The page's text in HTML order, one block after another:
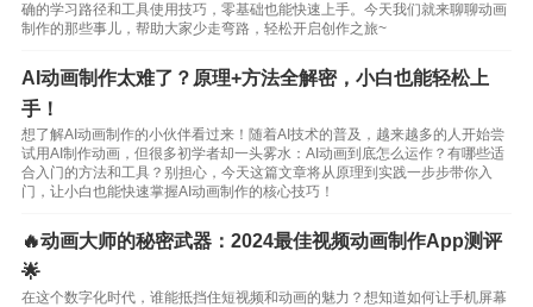
确的学习路径和工具使用技巧，零基础也能快速上手。今天我们就来聊聊动画
制作的那些事儿，帮助大家少走弯路，轻松开启创作之旅~
AI动画制作太难了？原理+方法全解密，小白也能轻松上
手！
想了解AI动画制作的小伙伴看过来！随着AI技术的普及，越来越多的人开始尝
试用AI制作动画，但很多初学者却一头雾水：AI动画到底怎么运作？有哪些适
合入门的方法和工具？别担心，今天这篇文章将从原理到实践一步步带你入
门，让小白也能快速掌握AI动画制作的核心技巧！
🔥动画大师的秘密武器：2024最佳视频动画制作App测评
🌟
在这个数字化时代，谁能抵挡住短视频和动画的魅力？想知道如何让手机屏幕